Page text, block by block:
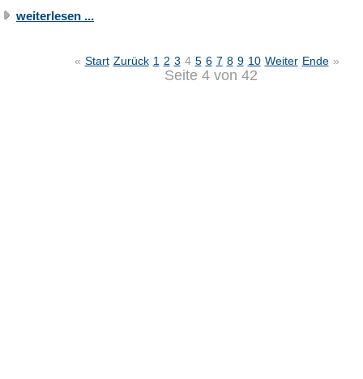
weiterlesen ...
« Start Zurück 1 2 3 4 5 6 7 8 9 10 Weiter Ende »
Seite 4 von 42